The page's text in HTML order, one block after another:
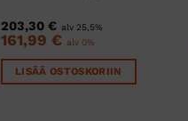
203,30€ alv 25,5%
161,99€ alv 0%
LISÄÄ OSTOSKORIIN